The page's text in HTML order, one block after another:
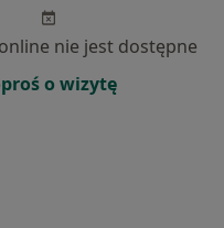
nie jest dostępne
o wizytę